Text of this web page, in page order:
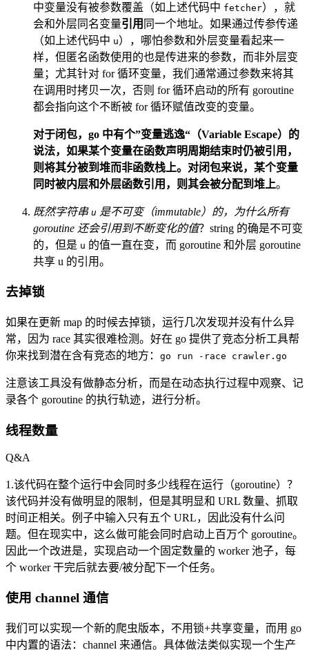
中变量没有被参数覆盖（如上述代码中 fetcher），就
会和外层同名变量引用 同一个地址。如果通过传参传递
（如上述代码中 u），哪怕参数和外层变量看起来一
样，但匿名函数使用的也是传进来的参数，而非外层变
量；尤其针对 for 循环变量，我们通常通过参数来将其
在调用时拷贝一次，否则 for 循环启动的所有 goroutine
都会指向这个不断被 for 循环赋值改变的变量。
对于闭包，go 中有个”变量逃逸“（Variable Escape）的
说法，如果某个变量在函数声明周期结束时仍被引用，
则将其分被到堆而非函数栈上。对闭包来说，某个变量
同时被内层和外层函数引用，则其会被分配到堆上。
既然字符串 u 是不可变（immutable）的，为什么所有
goroutine 还会引用到不断变化的值？string 的确是不可变
的，但是 u 的值一直在变，而 goroutine 和外层 goroutine
共享 u 的引用。
去掉锁
如果在更新 map 的时候去掉锁，运行几次发现并没有什么异
常，因为 race 其实很难检测。好在 go 提供了竞态分析工具帮
你来找到潜在含有竞态的地方： go run -race crawler.go
注意该工具没有做静态分析，而是在动态执行过程中观察、记
录各个 goroutine 的执行轨迹，进行分析。
线程数量
Q&A
1.该代码在整个运行中会同时多少线程在运行（goroutine）？
该代码并没有做明显的限制，但是其明显和 URL 数量、抓取
时间正相关。例子中输入只有五个 URL，因此没有什么问
题。但在现实中，这么做可能会同时启动上百万个 goroutine。
因此一个改进是，实现启动一个固定数量的 worker 池子，每
个 worker 干完后就去要/被分配下一个任务。
使用 channel 通信
我们可以实现一个新的爬虫版本，不用锁+共享变量，而用 go
中内置的语法：channel 来通信。具体做法类似实现一个生产